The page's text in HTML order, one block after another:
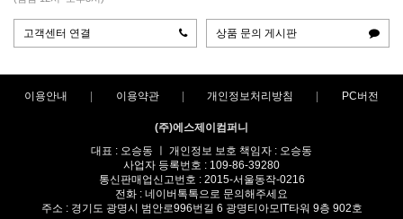
고객센터 연결 상품 문의 게시판
이용안내 이용약관 개인정보처리방침 PC버전
(주)에스제이컴퍼니
대표 : 오승동 ㅣ 개인정보 보호 책임자 : 오승동
사업자 등록번호 : 109-86-39280
통신판매업신고번호 : 2015-서울동작-0216
전화 : 네이버톡톡으로 문의해주세요
주소 : 경기도 광명시 범안로996번길 6 광명티아모IT타워 9층 902호